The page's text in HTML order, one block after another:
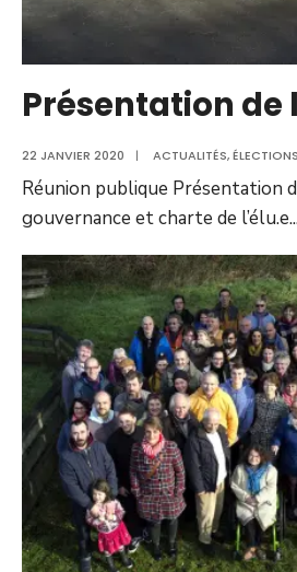
Présentation de
22 JANVIER 2020 | ACTUALITÉS,ÉLECTIONS
Réunion publique Présentation
gouvernance et charte de l’élu.e